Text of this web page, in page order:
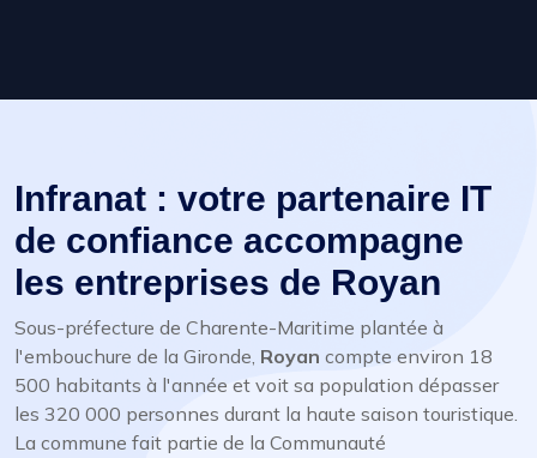
Infranat : votre partenaire IT
de confiance accompagne
les entreprises de Royan
Sous-préfecture de Charente-Maritime plantée à
l'embouchure de la Gironde, Royan compte environ 18
500 habitants à l'année et voit sa population dépasser
les 320 000 personnes durant la haute saison touristique.
La commune fait partie de la Communauté